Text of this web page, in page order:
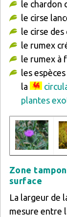
le chardon
le cirse
le cirse des
le rumex
le rumex à
les
la
plantes
Image
Zone
surface
La largeur de
mesure entre